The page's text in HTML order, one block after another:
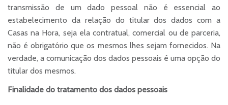
transmissão de um dado pessoal não é essencial ao
estabelecimento da relação do titular dos dados com a
Casas na Hora, seja ela contratual, comercial ou de parceria,
não é obrigatório que os mesmos lhes sejam fornecidos. Na
verdade, a comunicação dos dados pessoais é uma opção do
titular dos mesmos.
Finalidade do tratamento dos dados pessoais